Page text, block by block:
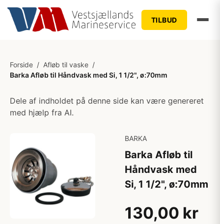
TILBUD
Forside / Afløb til vaske /
Barka Afløb til Håndvask med Si, 1 1/2", ø:70mm
Dele af indholdet på denne side kan være genereret
med hjælp fra AI.
BARKA
Barka Afløb til
Håndvask med
Si, 1 1/2", ø:70mm
130,00 kr